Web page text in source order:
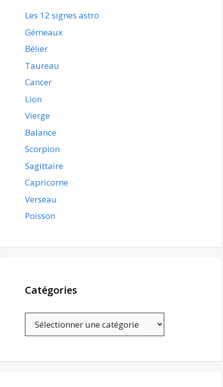
Les 12 signes astro
Gémeaux
Bélier
Taureau
Cancer
Lion
Vierge
Balance
Scorpion
Sagittaire
Capricorne
Verseau
Poisson
Catégories